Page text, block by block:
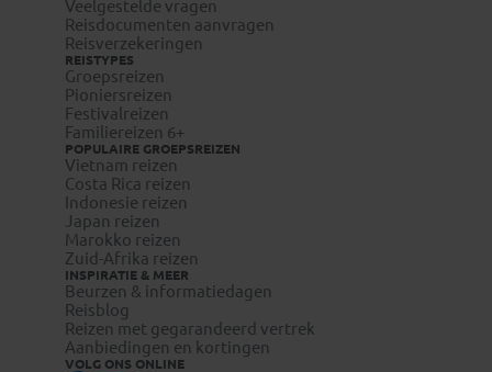
Veelgestelde vragen
Reisdocumenten aanvragen
Reisverzekeringen
REISTYPES
Groepsreizen
Pioniersreizen
Festivalreizen
Familiereizen 6+
POPULAIRE GROEPSREIZEN
Vietnam reizen
Costa Rica reizen
Indonesie reizen
Japan reizen
Marokko reizen
Zuid-Afrika reizen
INSPIRATIE & MEER
Beurzen & informatiedagen
Reisblog
Reizen met gegarandeerd vertrek
Aanbiedingen en kortingen
VOLG ONS ONLINE